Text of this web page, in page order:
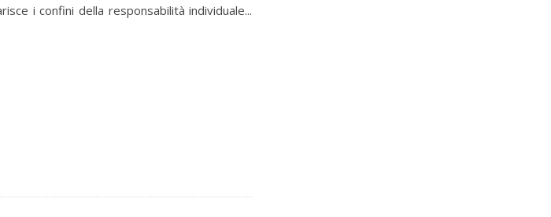
i confini della responsabilità individuale...